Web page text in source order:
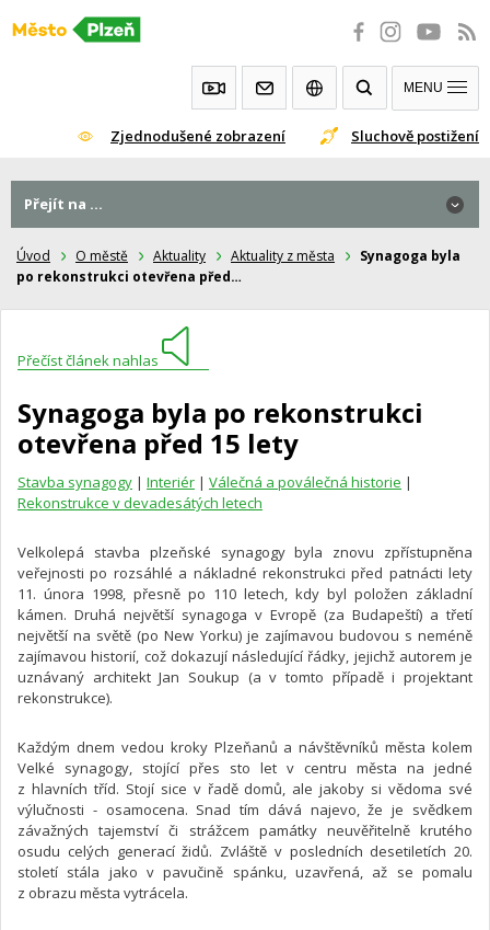
Přeskočit
Zjednodušené zobrazení Sluchově postižení
MENU
Úvod O městě Aktuality Aktuality z města
Synagoga byla
po rekonstrukci otevřena před…
Přečíst článek nahlas
Synagoga byla po rekonstrukci
otevřena před 15 lety
Stavba synagogy | Interiér | Válečná a poválečná historie |
Rekonstrukce v devadesátých letech
Velkolepá stavba plzeňské synagogy byla znovu zpřístupněna
veřejnosti po rozsáhlé a nákladné rekonstrukci před patnácti lety
11. února 1998, přesně po 110 letech, kdy byl položen základní
kámen. Druhá největší synagoga v Evropě (za Budapeští) a třetí
největší na světě (po New Yorku) je zajímavou budovou s neméně
zajímavou historií, což dokazují následující řádky, jejichž autorem je
uznávaný architekt Jan Soukup (a v tomto případě i projektant
rekonstrukce).
Každým dnem vedou kroky Plzeňanů a návštěvníků města kolem
Velké synagogy, stojící přes sto let v centru města na jedné
z hlavních tříd. Stojí sice v řadě domů, ale jakoby si vědoma své
výlučnosti - osamocena. Snad tím dává najevo, že je svědkem
závažných tajemství či strážcem památky neuvěřitelně krutého
osudu celých generací židů. Zvláště v posledních desetiletích 20.
století stála jako v pavučině spánku, uzavřená, až se pomalu
z obrazu města vytrácela.
Přejít na ...